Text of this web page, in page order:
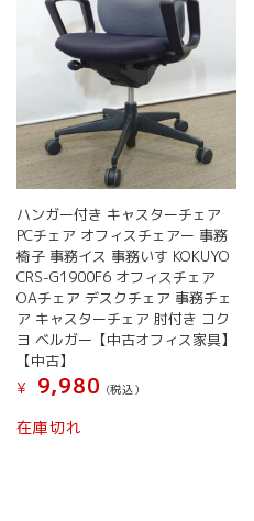
ハンガー付き キャスターチェア
PCチェア オフィスチェアー 事務
椅子 事務イス 事務いす KOKUYO
CRS-G1900F6 オフィスチェア
OAチェア デスクチェア 事務チェ
ア キャスターチェア 肘付き コク
ヨ ベルガー【中古オフィス家具】
【中古】
¥
9,980 (税込）
在庫切れ